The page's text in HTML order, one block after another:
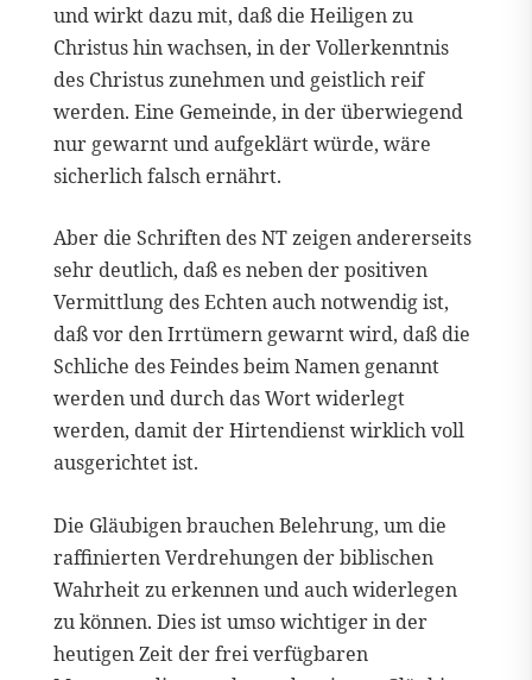
und wirkt dazu mit, daß die Heiligen zu
Christus hin wachsen, in der Vollerkenntnis
des Christus zunehmen und geistlich reif
werden. Eine Gemeinde, in der überwiegend
nur gewarnt und aufgeklärt würde, wäre
sicherlich falsch ernährt.
Aber die Schriften des NT zeigen andererseits
sehr deutlich, daß es neben der positiven
Vermittlung des Echten auch notwendig ist,
daß vor den Irrtümern gewarnt wird, daß die
Schliche des Feindes beim Namen genannt
werden und durch das Wort widerlegt
werden, damit der Hirtendienst wirklich voll
ausgerichtet ist.
Die Gläubigen brauchen Belehrung, um die
raffinierten Verdrehungen der biblischen
Wahrheit zu erkennen und auch widerlegen
zu können. Dies ist umso wichtiger in der
heutigen Zeit der frei verfügbaren